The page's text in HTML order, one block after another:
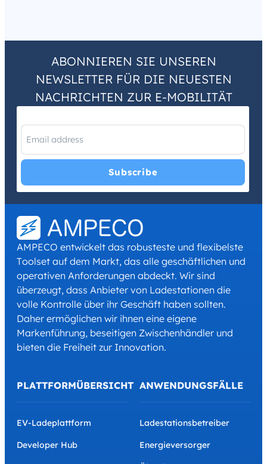
ABONNIEREN SIE UNSEREN
NEWSLETTER FÜR DIE NEUESTEN
NACHRICHTEN ZUR E-MOBILITÄT
I have read and agree with thePrivacy PolicyandTerms and
Conditions.*
AMPECO entwickelt das robusteste und flexibelste
Toolset auf dem Markt, das alle geschäftlichen und
operativen Anforderungen abdeckt. Wir sind
überzeugt, dass Anbieter von Ladestationen die
volle Kontrolle über ihr Geschäft haben sollten.
Daher ermöglichen wir ihnen eine eigene
Markenführung, beseitigen Zwischenhändler und
bieten die Freiheit zur Innovation.
PLATTFORMÜBERSICHT
EV-Ladeplattform
Developer Hub
ANWENDUNGSFÄLLE
Ladestationsbetreiber
Energieversorger